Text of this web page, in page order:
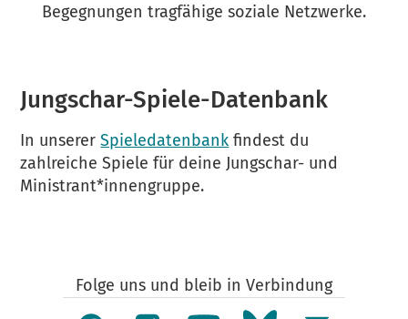
Begegnungen tragfähige soziale Netzwerke.
Jungschar-Spiele-Datenbank
In unsererSpieledatenbank findest du
zahlreiche Spiele für deine Jungschar- und
Ministrant*innengruppe.
Folge uns und bleib in Verbindung